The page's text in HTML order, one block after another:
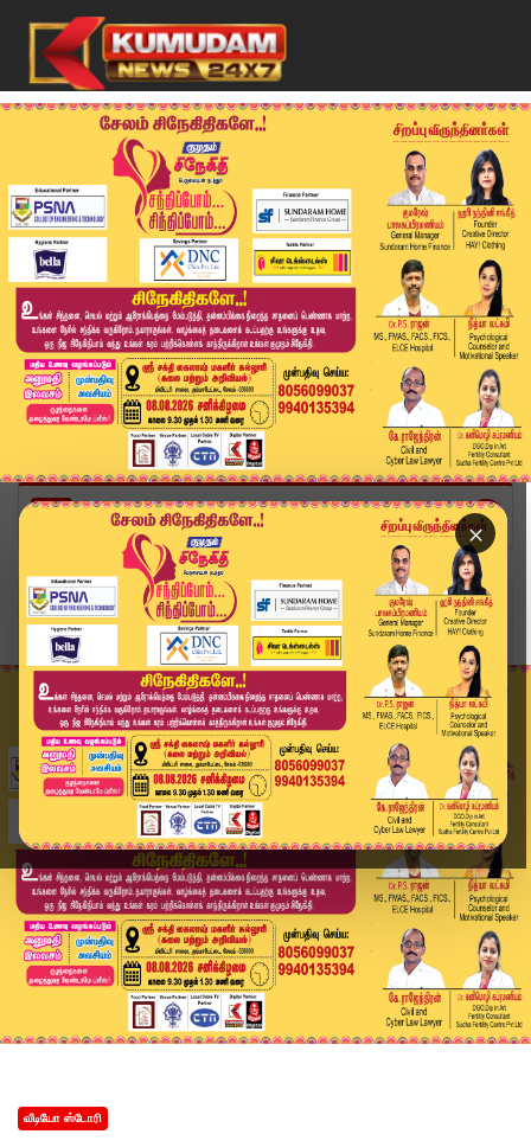
×
Home
வீடியோ ஸ்டோரி
Headlines Now | 9 PM Headlines | 17 APR 2026 | ...
வீடியோ ஸ்டோரி